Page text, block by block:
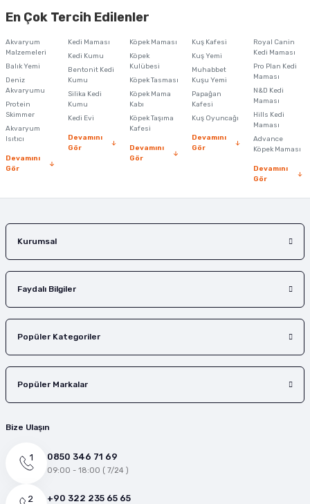
iletebilirsiniz.
Ürün resmi kalitesiz, bozuk veya görüntülenemiyor.
Ürün açıklamasında eksik bilgiler bulunuyor.
Ürün bilgilerinde hatalar bulunuyor.
Ürün fiyatı diğer sitelerden daha pahalı.
Bu ürüne benzer farklı alternatifler olmalı.
En Çok Tercih Edilenler
Akvaryum
Malzemeleri
Balık Yemi
Deniz
Akvaryumu
Protein
Skimmer
Akvaryum
Isıtıcı
Devamını
Gör
Kedi Maması
Kedi Kumu
Bentonit Kedi
Kumu
Silika Kedi
Kumu
Kedi Evi
Devamını
Gör
Köpek Maması
Köpek
Kulübesi
Köpek Tasması
Köpek Mama
Kabı
Köpek Taşıma
Kafesi
Devamını
Gör
Kuş Kafesi
Kuş Yemi
Muhabbet
Kuşu Yemi
Papağan
Kafesi
Kuş Oyuncağı
Devamını
Gör
Royal Canin
Kedi Maması
Pro Plan Kedi
Maması
N&D Kedi
Maması
Hills Kedi
Maması
Advance
Köpek Maması
Devamını
Gör
Kurumsal
Faydalı Bilgiler
Popüler Kategoriler
Popüler Markalar
Bize Ulaşın
0850 346 71 69
09:00 - 18:00 ( 7/24 )
+90 322 235 65 65